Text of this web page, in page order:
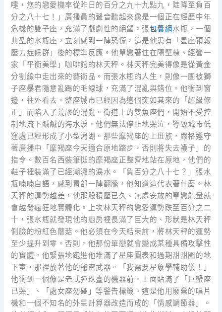
嚏，您的戀愛機率從昨日的百分之九十九點九，陡降至負百
分之八十七！」廣播員的聲音聽起來像是一個正在經歷中年
危機的雙子座，充滿了戲劇性的絕望。張包養網水瓶，一個
典型的水瓶座，立刻感到一陣恐慌，這是他患有「星座預報
壓力症候群」後的標準反應。他單戀著住在隔壁棟、經營一
家「平衡美學」咖啡館的林天秤。林天秤完美得像是從黃金
分割線中走出來的藝術品。而張水瓶的人生，則像一團被獅
子座暴君隨意亂踢的毛線球，充滿了混亂與錯位。他衝到窗
邊，往外看去。整座城市已經因為這個突如其來的「超級修
正」而陷入了荒謬的混亂。街道上的雙魚座們，開始不受控
制地流下鹹鹹的海水淚，他們無法停止地哭泣，導致城市低
窪處已經形成了小型潟湖。那些摩羯座的上班族，嚴格遵守
著廣播中「摩羯座今天適合原地踏步，否則將失去襪子」的
指令。數百名西裝筆挺的摩羯座正整齊地站在原地，他們的
鞋子裡裝滿了已經潮濕的淚水。「負百分之八十七？」張水
瓶喃喃自語，感到胃部一陣翻騰，他知道這代表著什麼。林
天秤的運勢越差，他那股積壓已久、無處安放的單戀能量就
會越發瘋狂地實體化。上次林天秤的戀愛運勢跌至百分之二
十，張水瓶就發現他的廚房裡長滿了巨大的、形狀是林天秤
側臉的粉紅色蘑菇。他必須在今天結束前，將林天秤的運勢
至少提升到零。否則，他那份單戀就會變成某種具備攻擊性
的實體。他緊張地跑進他堆滿了星座圖表和過期甜甜圈的地
下室，那裡放著他的秘密武器。「我需要星象學輔助儀！」
他衝到一個像是老式彈珠臺的機器前，上面貼滿了「巨蟹座
已哭」、「處女座勿碰」等警告標籤。這是他用廢棄的唱片
機和一個不知名的外星計算器改造而成的「情感調節器」。